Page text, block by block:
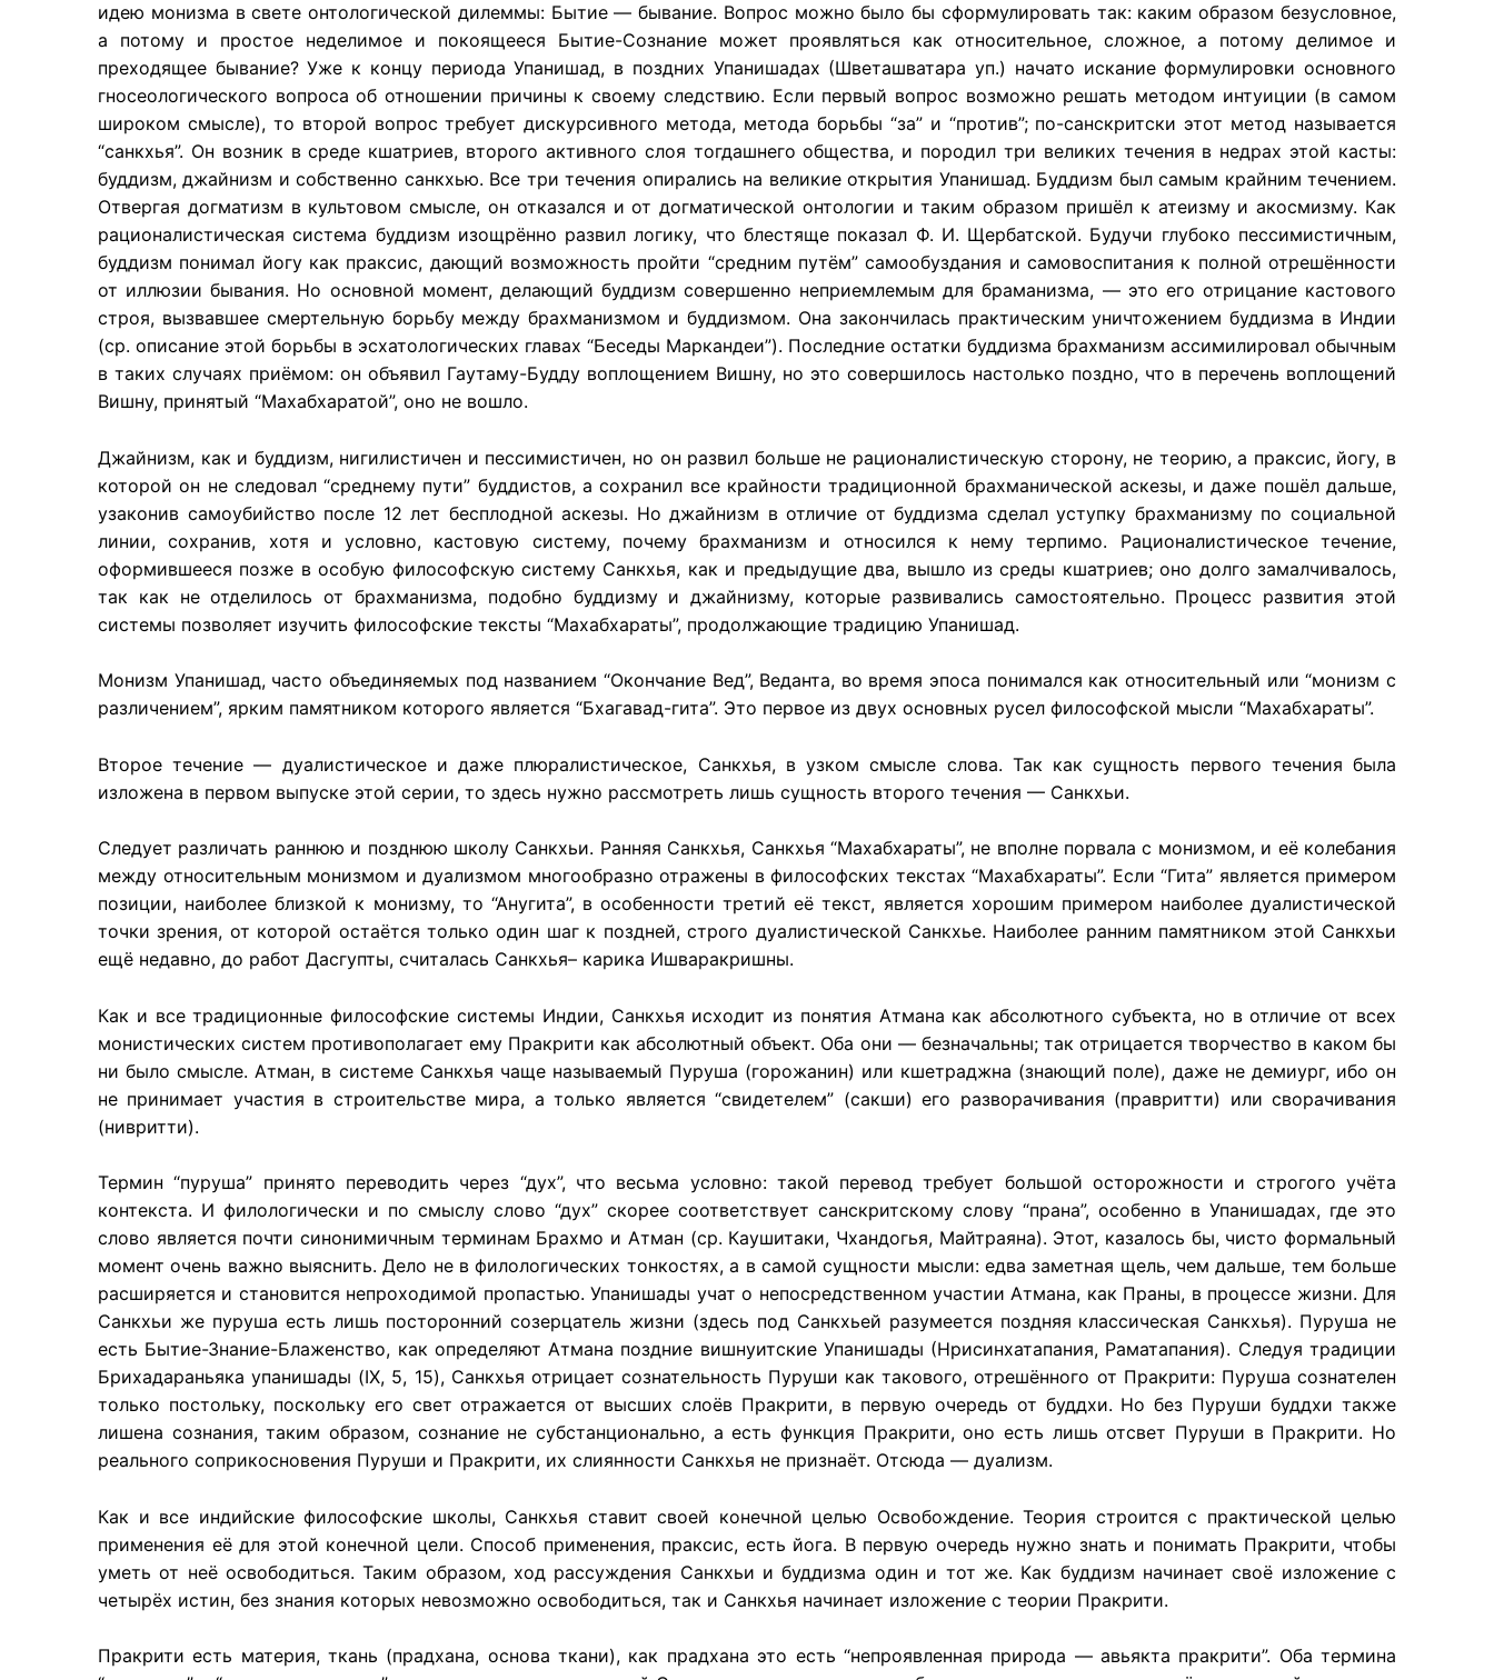
идею монизма в свете онтологической дилеммы: Бытие — бывание. Вопрос можно было бы сформулировать так: каким образом безусловное,
а потому и простое неделимое и покоящееся Бытие-Сознание может проявляться как относительное, сложное, а потому делимое и
преходящее бывание? Уже к концу периода Упанишад, в поздних Упанишадах (Шветашватара уп.) начато искание формулировки основного
гносеологического вопроса об отношении причины к своему следствию. Если первый вопрос возможно решать методом интуиции (в самом
широком смысле), то второй вопрос требует дискурсивного метода, метода борьбы “за” и “против”; по-санскритски этот метод называется
“санкхья”. Он возник в среде кшатриев, второго активного слоя тогдашнего общества, и породил три великих течения в недрах этой касты:
буддизм, джайнизм и собственно санкхью. Все три течения опирались на великие открытия Упанишад. Буддизм был самым крайним течением.
Отвергая догматизм в культовом смысле, он отказался и от догматической онтологии и таким образом пришёл к атеизму и акосмизму. Как
рационалистическая система буддизм изощрённо развил логику, что блестяще показал Ф. И. Щербатской. Будучи глубоко пессимистичным,
буддизм понимал йогу как праксис, дающий возможность пройти “средним путём” самообуздания и самовоспитания к полной отрешённости
от иллюзии бывания. Но основной момент, делающий буддизм совершенно неприемлемым для браманизма, — это его отрицание кастового
строя, вызвавшее смертельную борьбу между брахманизмом и буддизмом. Она закончилась практическим уничтожением буддизма в Индии
(ср. описание этой борьбы в эсхатологических главах “Беседы Маркандеи”). Последние остатки буддизма брахманизм ассимилировал обычным
в таких случаях приёмом: он объявил Гаутаму-Будду воплощением Вишну, но это совершилось настолько поздно, что в перечень воплощений
Вишну, принятый “Махабхаратой”, оно не вошло.
Джайнизм, как и буддизм, нигилистичен и пессимистичен, но он развил больше не рационалистическую сторону, не теорию, а праксис, йогу, в
которой он не следовал “среднему пути” буддистов, а сохранил все крайности традиционной брахманической аскезы, и даже пошёл дальше,
узаконив самоубийство после 12 лет бесплодной аскезы. Но джайнизм в отличие от буддизма сделал уступку брахманизму по социальной
линии, сохранив, хотя и условно, кастовую систему, почему брахманизм и относился к нему терпимо. Рационалистическое течение,
оформившееся позже в особую философскую систему Санкхья, как и предыдущие два, вышло из среды кшатриев; оно долго замалчивалось,
так как не отделилось от брахманизма, подобно буддизму и джайнизму, которые развивались самостоятельно. Процесс развития этой
системы позволяет изучить философские тексты “Махабхараты”, продолжающие традицию Упанишад.
Монизм Упанишад, часто объединяемых под названием “Окончание Вед”, Веданта, во время эпоса понимался как относительный или “монизм с
различением”, ярким памятником которого является “Бхагавад-гита”. Это первое из двух основных русел философской мысли “Махабхараты”.
Второе течение — дуалистическое и даже плюралистическое, Санкхья, в узком смысле слова. Так как сущность первого течения была
изложена в первом выпуске этой серии, то здесь нужно рассмотреть лишь сущность второго течения — Санкхьи.
Следует различать раннюю и позднюю школу Санкхьи. Ранняя Санкхья, Санкхья “Махабхараты”, не вполне порвала с монизмом, и её колебания
между относительным монизмом и дуализмом многообразно отражены в философских текстах “Махабхараты”. Если “Гита” является примером
позиции, наиболее близкой к монизму, то “Анугита”, в особенности третий её текст, является хорошим примером наиболее дуалистической
точки зрения, от которой остаётся только один шаг к поздней, строго дуалистической Санкхье. Наиболее ранним памятником этой Санкхьи
ещё недавно, до работ Дасгупты, считалась Санкхья– карика Ишваракришны.
Как и все традиционные философские системы Индии, Санкхья исходит из понятия Атмана как абсолютного субъекта, но в отличие от всех
монистических систем противополагает ему Пракрити как абсолютный объект. Оба они — безначальны; так отрицается творчество в каком бы
ни было смысле. Атман, в системе Санкхья чаще называемый Пуруша (горожанин) или кшетраджна (знающий поле), даже не демиург, ибо он
не принимает участия в строительстве мира, а только является “свидетелем” (сакши) его разворачивания (правритти) или сворачивания
(нивритти).
Термин “пуруша” принято переводить через “дух”, что весьма условно: такой перевод требует большой осторожности и строгого учёта
контекста. И филологически и по смыслу слово “дух” скорее соответствует санскритскому слову “прана”, особенно в Упанишадах, где это
слово является почти синонимичным терминам Брахмо и Атман (ср. Каушитаки, Чхандогья, Майтраяна). Этот, казалось бы, чисто формальный
момент очень важно выяснить. Дело не в филологических тонкостях, а в самой сущности мысли: едва заметная щель, чем дальше, тем больше
расширяется и становится непроходимой пропастью. Упанишады учат о непосредственном участии Атмана, как Праны, в процессе жизни. Для
Санкхьи же пуруша есть лишь посторонний созерцатель жизни (здесь под Санкхьей разумеется поздняя классическая Санкхья). Пуруша не
есть Бытие-Знание-Блаженство, как определяют Атмана поздние вишнуитские Упанишады (Нрисинхатапания, Раматапания). Следуя традиции
Брихадараньяка упанишады (IX, 5, 15), Санкхья отрицает сознательность Пуруши как такового, отрешённого от Пракрити: Пуруша сознателен
только постольку, поскольку его свет отражается от высших слоёв Пракрити, в первую очередь от буддхи. Но без Пуруши буддхи также
лишена сознания, таким образом, сознание не субстанционально, а есть функция Пракрити, оно есть лишь отсвет Пуруши в Пракрити. Но
реального соприкосновения Пуруши и Пракрити, их слиянности Санкхья не признаёт. Отсюда — дуализм.
Как и все индийские философские школы, Санкхья ставит своей конечной целью Освобождение. Теория строится с практической целью
применения её для этой конечной цели. Способ применения, праксис, есть йога. В первую очередь нужно знать и понимать Пракрити, чтобы
уметь от неё освободиться. Таким образом, ход рассуждения Санкхьи и буддизма один и тот же. Как буддизм начинает своё изложение с
четырёх истин, без знания которых невозможно освободиться, так и Санкхья начинает изложение с теории Пракрити.
Пракрити есть материя, ткань (прадхана, основа ткани), как прадхана это есть “непроявленная природа — авьякта пракрити”. Оба термина